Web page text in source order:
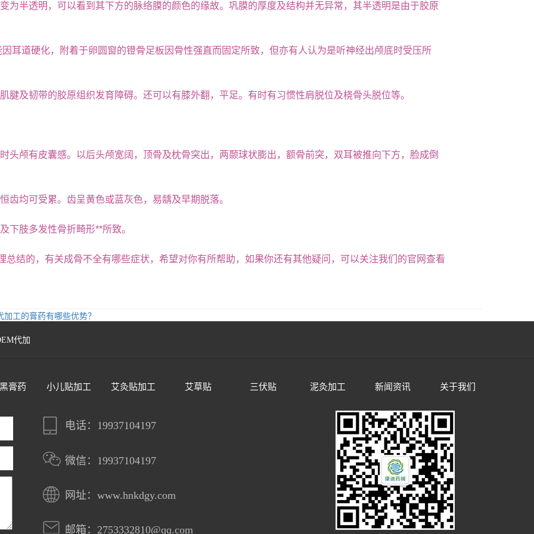
透明，可以看到其下方的脉络膜的颜色的缘故。巩膜的厚度及结构并无异常，其半透明是由于胶原
硬化，附着于卵圆窗的镫骨足板因骨性强直而固定所致，但亦有人认为是听神经出颅底时受压所
韧带的胶原组织发育障碍。还可以有膝外翻，平足。有时有习惯性肩脱位及桡骨头脱位等。
有皮囊感。以后头颅宽阔，顶骨及枕骨突出，两颞球状膨出，额骨前突，双耳被推向下方，脸成倒
均可受累。齿呈黄色或蓝灰色，易龋及早期脱落。
肢多发性骨折畸形**所致。
总结的，有关成骨不全有哪些症状，希望对你有所帮助，如果你还有其他疑问，可以关注我们的官网查看
工的膏药有哪些优势？
代加
膏药 小儿贴加工 艾灸贴加工 艾草贴 三伏贴 泥灸加工 新闻资讯 关于我们
电话：19937104197
微信：19937104197
网址：www.hnkdgy.com
邮箱：2753332810@qq.com